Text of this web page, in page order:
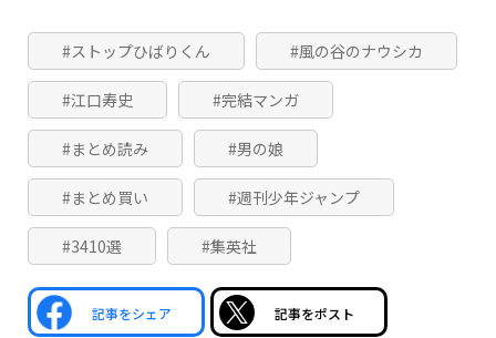
#ストップひばりくん #風の谷のナウシカ
#江口寿史 #完結マンガ
#まとめ読み #男の娘
#まとめ買い #週刊少年ジャンプ
#3410選 #集英社
記事をシェア 記事をポスト